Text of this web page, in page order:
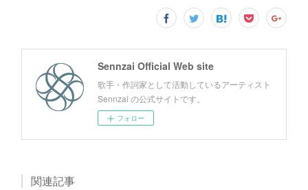
Sennzai Official Web site
歌手・作詞家として活動しているアーティスト
Sennzai の公式サイトです。
フォロー
関連記事